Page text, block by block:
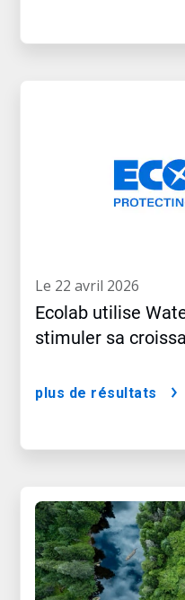
le 22 avril 2026
Ecolab utilise
stimuler sa
plus de résultats